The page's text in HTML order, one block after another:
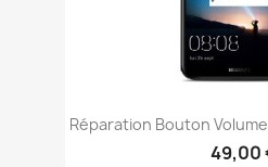
Réparation Bouton
49,00